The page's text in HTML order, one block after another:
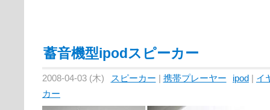
蓄音機型ipodスピーカー
2008-04-03 (木) スピーカー 携帯プレーヤー ipod
イ
カー